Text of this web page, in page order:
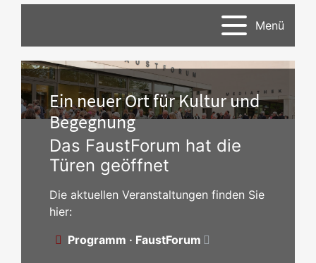
Menü
Ein neuer Ort für Kultur und
Begegnung
Das FaustForum hat die
Türen geöffnet
Die aktuellen Veranstaltungen finden Sie
hier:
Programm · FaustForum